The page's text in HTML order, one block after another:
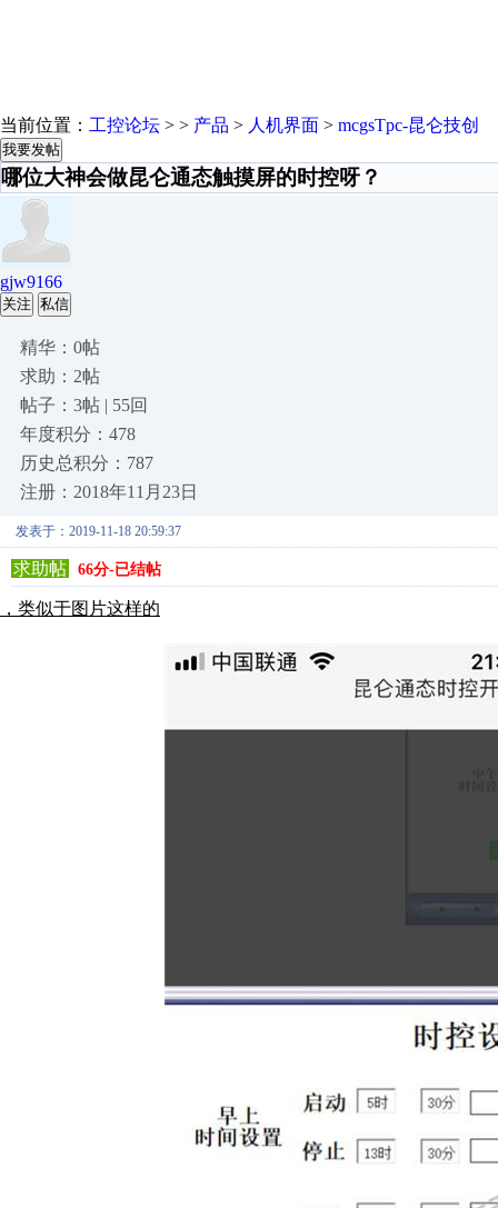
当前位置： 工控论坛 > > 产品 > 人机界面 > mcgsTpc-昆仑技创
我要发帖
哪位大神会做昆仑通态触摸屏的时控呀？
gjw9166
关注 私信
精华：0帖
求助：2帖
帖子：3帖 | 55回
年度积分：478
历史总积分：787
注册：2018年11月23日
发表于：2019-11-18 20:59:37
求助帖 66分-已结帖
，类似于图片这样的